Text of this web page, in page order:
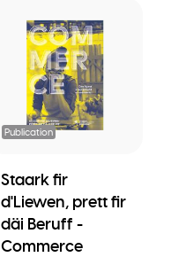
Publication
Staark fir
d'Liewen, prett fir
däi Beruff -
Commerce